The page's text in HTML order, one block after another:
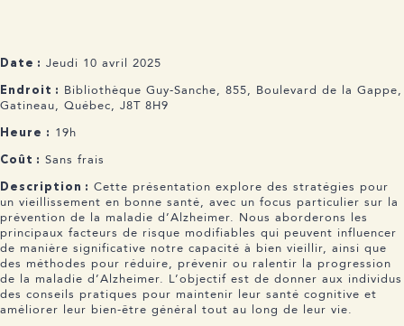
Rendez-vous
Date : Jeudi 10 avril 2025
Endroit :
Bibliothèque Guy-Sanche, 855, Boulevard de la Gappe,
Gatineau, Québec, J8T 8H9
Heure : 19h
Coût : Sans frais
Description : Cette présentation explore des stratégies pour
un vieillissement en bonne santé, avec un focus particulier sur la
prévention de la maladie d’Alzheimer. Nous aborderons les
principaux facteurs de risque modifiables qui peuvent influencer
de manière significative notre capacité à bien vieillir, ainsi que
des méthodes pour réduire, prévenir ou ralentir la progression
de la maladie d’Alzheimer. L’objectif est de donner aux individus
des conseils pratiques pour maintenir leur santé cognitive et
améliorer leur bien-être général tout au long de leur vie.